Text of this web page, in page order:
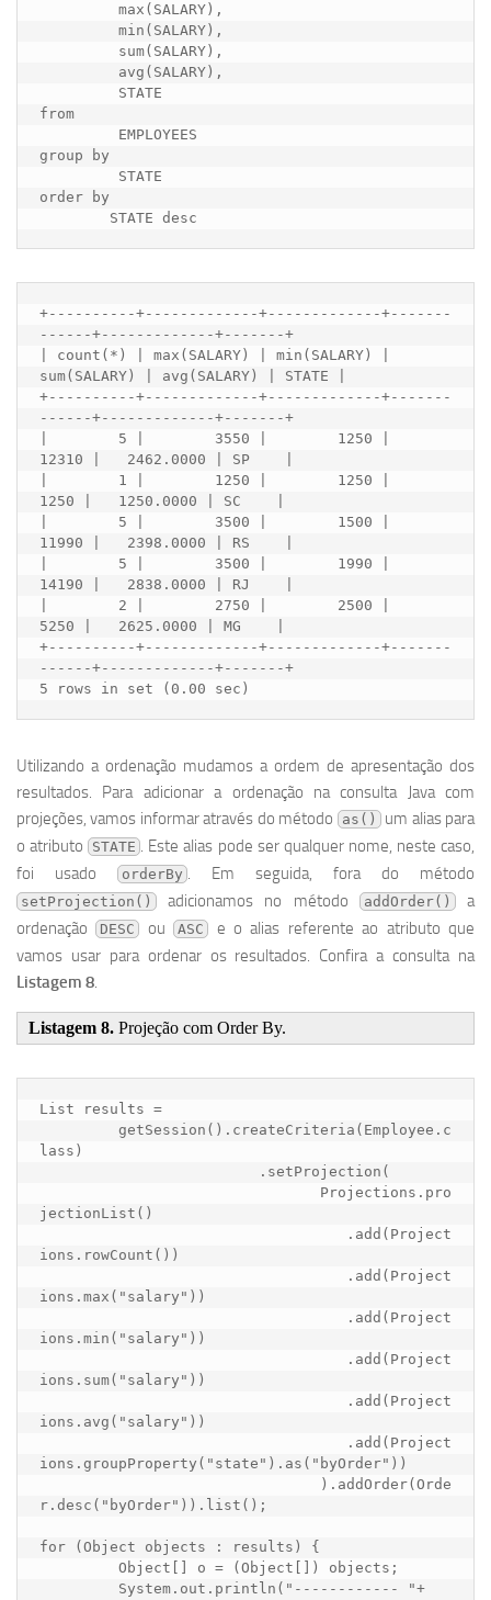
from
group by
order by
+----------+-------------+-------------+-------
------+-------------+-------+
| count(*) | max(SALARY) | min(SALARY) |
sum(SALARY) | avg(SALARY) | STATE |
+----------+-------------+-------------+-------
------+-------------+-------+
|        5 |        3550 |        1250 |
12310 |   2462.0000 | SP    |
|        1 |        1250 |        1250 |
1250 |   1250.0000 | SC    |
|        5 |        3500 |        1500 |
11990 |   2398.0000 | RS    |
|        5 |        3500 |        1990 |
14190 |   2838.0000 | RJ    |
|        2 |        2750 |        2500 |
5250 |   2625.0000 | MG    |
+----------+-------------+-------------+-------
------+-------------+-------+
Utilizando a ordenação mudamos a ordem de apresentação dos
resultados. Para adicionar a ordenação na consulta Java com
projeções, vamos informar através do método
as() um alias para
o atributo STATE . Este alias pode ser qualquer nome, neste caso,
foi usado
orderBy . Em seguida, fora do método
setProjection() adicionamos no método addOrder() a
ordenação DESC ou ASC
e o alias referente ao atributo que
vamos usar para ordenar os resultados. Confira a consulta na
Listagem 8.
Listagem 8. Projeção com Order By.
List results =
lass)
jectionList()
ions.rowCount())
ions.max("salary"))
ions.min("salary"))
ions.sum("salary"))
ions.avg("salary"))
ions.groupProperty("state").as("byOrder"))
r.desc("byOrder")).list();
for (Object objects : results) {